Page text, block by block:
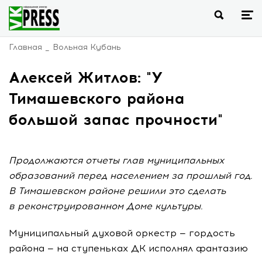
Главная Вольная Кубань
Алексей Житлов: "У
Тимашевского района
большой запас прочности"
Продолжаются отчеты глав муниципальных
образований перед населением за прошлый год.
В Тимашевском районе решили это сделать
в реконструированном Доме культуры.
Муниципальный духовой оркестр — гордость
района — на ступеньках ДК исполнял фантазию